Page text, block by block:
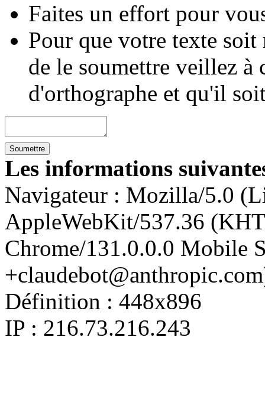
Faites un effort pour
Pour que votre texte
de le soumettre veillez à
d'orthographe et qu'il
Les informations
Navigateur : Mozilla/5.0
AppleWebKit/537.36
Chrome/131.0.0.0 Mobile
Définition : 448x896
IP : 216.73.216.243